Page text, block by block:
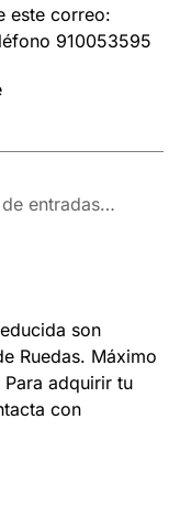
este correo:
910053595
entradas…
son
Ruedas. Máximo
adquirir tu
con